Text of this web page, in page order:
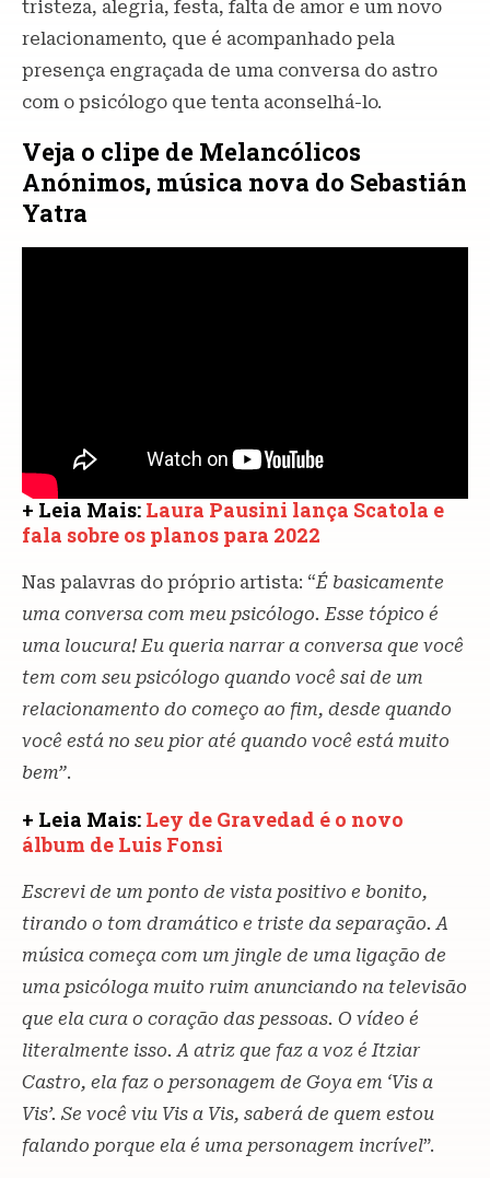
tristeza, alegria, festa, falta de amor e um novo
relacionamento, que é acompanhado pela
presença engraçada de uma conversa do astro
com o psicólogo que tenta aconselhá-lo.
Veja o clipe de Melancólicos
Anónimos, música nova do Sebastián
Yatra
+ Leia Mais: Laura Pausini lança Scatola e
fala sobre os planos para 2022
Nas palavras do próprio artista: “É basicamente
uma conversa com meu psicólogo. Esse tópico é
uma loucura! Eu queria narrar a conversa que você
tem com seu psicólogo quando você sai de um
relacionamento do começo ao fim, desde quando
você está no seu pior até quando você está muito
bem”.
+ Leia Mais: Ley de Gravedad é o novo
álbum de Luis Fonsi
Escrevi de um ponto de vista positivo e bonito,
tirando o tom dramático e triste da separação. A
música começa com um jingle de uma ligação de
uma psicóloga muito ruim anunciando na televisão
que ela cura o coração das pessoas. O vídeo é
literalmente isso. A atriz que faz a voz é Itziar
Castro, ela faz o personagem de Goya em ‘Vis a
Vis’. Se você viu Vis a Vis, saberá de quem estou
falando porque ela é uma personagem incrível”.